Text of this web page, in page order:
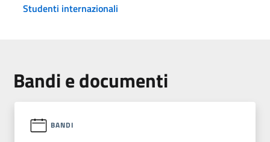
Studenti internazionali
Bandi e documenti
BANDI